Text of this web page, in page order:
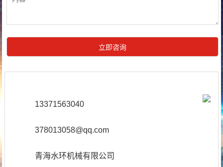
13371563040
378013058@qq.com
青海水环机械有限公司